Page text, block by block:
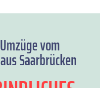
vom
Saarbrücken